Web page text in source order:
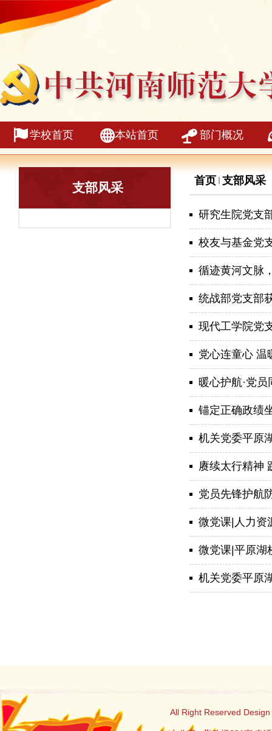
学校首页 本站首页 部门概况
支部风采 首页 支部风采
研究生院党支
校友与基金党
循迹黄河文脉
统战部党支部
现代工学院党
党心连童心
暖心护航·党
锚定正确政绩
机关党委平原
赓续太行精神
党员先锋护航
微党课|人力资
微党课|平原湖
机关党委平原
All Right Reserved